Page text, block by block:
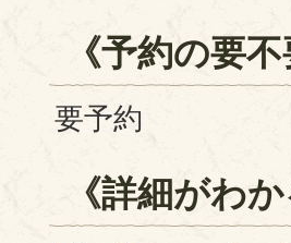
《予約の要不
要予約
《詳細がわ